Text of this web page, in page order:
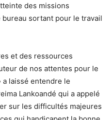
des missions
sortant pour le travail
et des ressources
de nos attentes pour le
a laissé entendre le
Lankoandé qui a appelé
sur les difficultés majeures